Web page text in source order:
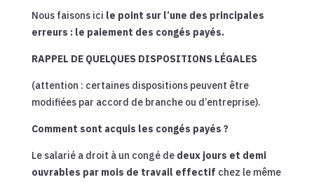
Nous faisons ici le point sur l’une des principales
erreurs : le paiement des congés payés.
RAPPEL DE QUELQUES DISPOSITIONS LÉGALES
(attention : certaines dispositions peuvent être
modifiées par accord de branche ou d’entreprise).
Comment sont acquis les congés payés ?
Le salarié a droit à un congé de deux jours et demi
ouvrables par mois de travail effectif chez le même